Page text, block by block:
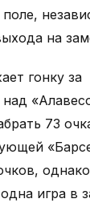
на
гонку за
73
игра в